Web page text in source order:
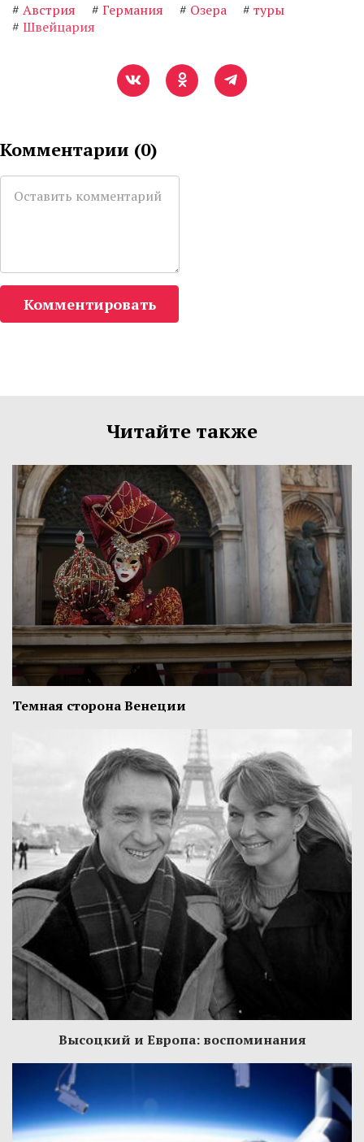
# Австрия # Германия # Озера # туры
# Швейцария
Комментарии (0)
Комментировать
Читайте также
Темная сторона Венеции
Высоцкий и Европа: воспоминания